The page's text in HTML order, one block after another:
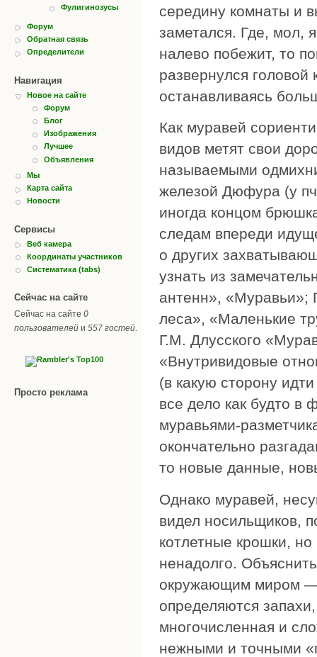
Фулигинозусы
Форум
Обратная связь
Определители
Навигация
Новое на сайте
Форум
Блог
Изображения
Лучшее
Объявления
Мы
Карта сайта
Новости
Сервисы
Веб камера
Координаты участников
Систематика (tabs)
Сейчас на сайте
Сейчас на сайте 0
пользователей и 557 гостей.
Просто реклама
середину комнаты и
заметался. Где, мол,
налево побежит, то
развернулся головой
останавливаясь
Как муравей
видов метят свои
называемыми
железой Дюфура (у
иногда концом
следам впереди
о других
узнать из
антенн», «Муравьи»;
леса», «Маленькие
Г.М. Длусского
«Внутривидовые
(в какую сторону
все дело как будто в
муравьями-
окончательно
то новые данные,
Однако муравей,
видел носильщиков,
котлетные крошки,
ненадолго.
окружающим миром —
определяются
многочисленная и
нежными и точными